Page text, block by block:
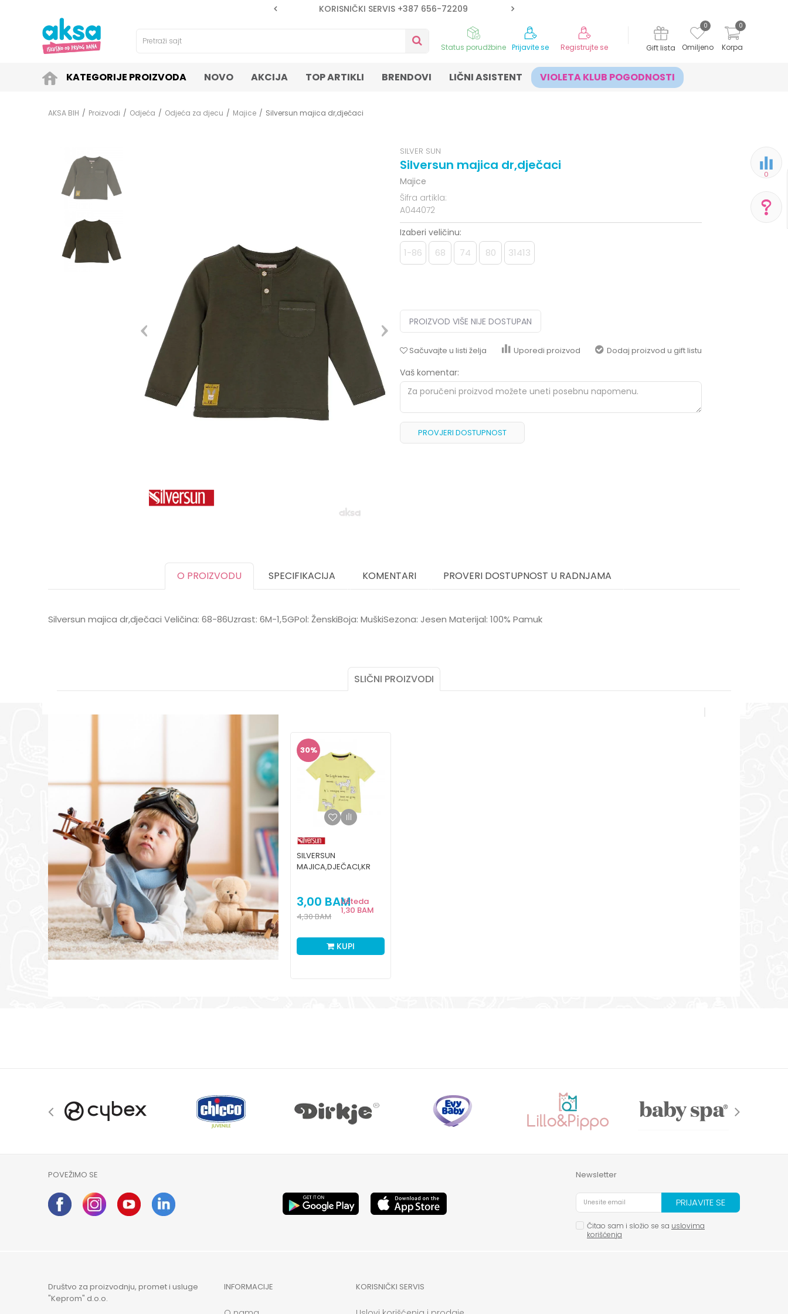
KORISNIČKI SERVIS +387 656-72209
Pretraži sajt
Korpa
0
Omiljeno
0
Gift lista
Prijavite se Registrujte se
Status porudžbine
KATEGORIJE PROIZVODA NOVO AKCIJA TOP ARTIKLI BRENDOVI LIČNI ASISTENT VIOLETA KLUB POGODNOSTI
0
AKSA BIH Proizvodi Odjeća Odjeća za djecu Majice Silversun majica dr,dječaci
SILVER SUN
Silversun majica dr,dječaci
Majice
Šifra artikla:
A044072
Izaberi veličinu:
1-86 68 74 80 31413
PROIZVOD VIŠE NIJE DOSTUPAN
Sačuvajte u listi želja Uporedi proizvod Dodaj proizvod u gift listu
Vaš komentar:
PROVJERI DOSTUPNOST
Pišite nam
O PROIZVODU SPECIFIKACIJA KOMENTARI PROVERI DOSTUPNOST U RADNJAMA
Silversun majica dr,dječaci Veličina: 68-86Uzrast: 6M-1,5GPol: ŽenskiBoja: MuškiSezona: Jesen Materijal: 100% Pamuk
SLIČNI PROIZVODI
30%
SILVERSUN
MAJICA,DJEČACI,KR
3,00 BAMUšteda
1,30 BAM
4,30BAM
KUPI
POVEŽIMO SE Newsletter
PRIJAVITE SE
Čitao sam i složio se sa uslovima
korišćenja
Društvo za proizvodnju, promet i usluge
"Keprom" d.o.o.
INFORMACIJE KORISNIČKI SERVIS